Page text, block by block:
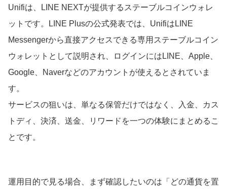
Unifiは、LINE NEXTが提供するステーブルコインウォレ
ットです。LINE Plusの公式発表では、UnifiはLINE
Messengerから直接アクセスできる専用ステーブルコイン
ウォレットとして説明され、ログインにはLINE、Apple、
Google、Naverなどのアカウントが使えるとされていま
す。
サービスの狙いは、単なる保管だけではなく、入金、カス
トディ、決済、送金、リワードを一つの体験にまとめるこ
とです。
運用目的で見る場合、まず確認したいのは「どの通貨を置